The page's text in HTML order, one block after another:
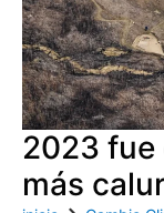
2023 fue
más